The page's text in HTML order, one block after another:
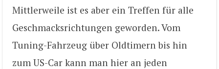
Mittlerweile ist es aber ein Treffen für alle
Geschmacksrichtungen geworden. Vom
Tuning-Fahrzeug über Oldtimern bis hin
zum US-Car kann man hier an jeden